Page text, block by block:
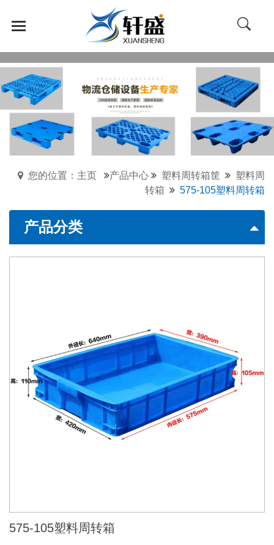
您的位置：主页 产品中心 塑料周转箱筐
塑料周
转箱
575-105塑料周转箱
产品分类
575-105塑料周转箱